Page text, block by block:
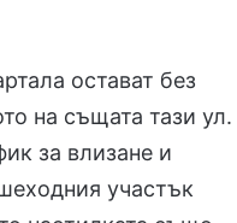
остават без
на същата тази ул.
за влизане и
участък